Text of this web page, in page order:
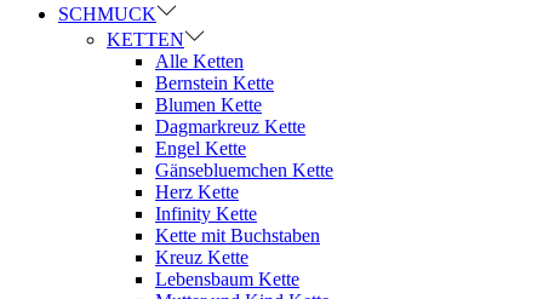
SCHMUCK
KETTEN
Alle Ketten
Bernstein Kette
Blumen Kette
Dagmarkreuz Kette
Engel Kette
Gänsebluemchen Kette
Herz Kette
Infinity Kette
Kette mit Buchstaben
Kreuz Kette
Lebensbaum Kette